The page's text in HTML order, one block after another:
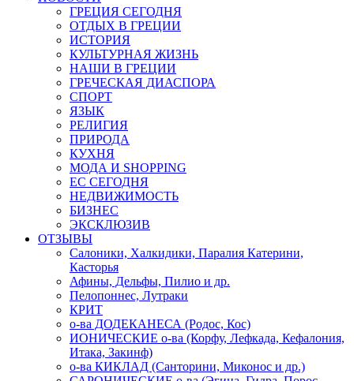
ГРЕЦИЯ СЕГОДНЯ
ОТДЫХ В ГРЕЦИИ
ИСТОРИЯ
КУЛЬТУРНАЯ ЖИЗНЬ
НАШИ В ГРЕЦИИ
ГРЕЧЕСКАЯ ДИАСПОРА
СПОРТ
ЯЗЫК
РЕЛИГИЯ
ПРИРОДА
КУХНЯ
МОДА И SHOPPING
ЕС СЕГОДНЯ
НЕДВИЖИМОСТЬ
БИЗНЕС
ЭКСКЛЮЗИВ
ОТЗЫВЫ
Салоники, Халкидики, Паралия Катерини,
Касторья
Афины, Дельфы, Пилио и др.
Пелопоннес, Лутраки
КРИТ
о-ва ДОДЕКАНЕСА (Родос, Кос)
ИОНИЧЕСКИЕ о-ва (Корфу, Лефкада, Кефалония,
Итака, Закинф)
о-ва КИКЛАД (Санторини, Миконос и др.)